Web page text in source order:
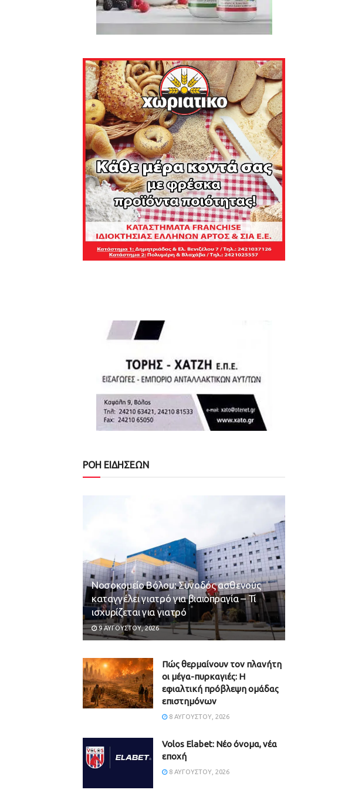
ΡΟΗ ΕΙΔΗΣΕΩΝ
Νοσοκομείο Βόλου: Συνοδός ασθενούς
καταγγέλει γιατρό για βιαιοπραγία – Τί
ισχυρίζεται για γιατρό
9 ΑΥΓΟΎΣΤΟΥ, 2026
Πώς θερμαίνουν τον πλανήτη
οι μέγα-πυρκαγιές: Η
εφιαλτική πρόβλεψη ομάδας
επιστημόνων
8 ΑΥΓΟΎΣΤΟΥ, 2026
Volos Elabet: Νέο όνομα, νέα
εποχή
8 ΑΥΓΟΎΣΤΟΥ, 2026